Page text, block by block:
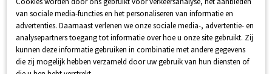
Inloggen Registreren
UW WINKELWAGEN
van sociale media-functies en het personaliseren van informatie en
advertenties. Daarnaast verlenen we onze sociale media-, advertentie- en
analysepartners toegang tot informatie over hoe u onze site gebruikt. Zij
kunnen deze informatie gebruiken in combinatie met andere gegevens
die zij mogelijk hebben verzameld door uw gebruik van hun diensten of